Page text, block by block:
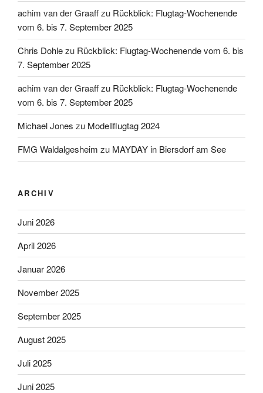
achim van der Graaffzu Rückblick: Flugtag-Wochenende
vom 6. bis 7. September 2025
Chris Dohlezu Rückblick: Flugtag-Wochenende vom 6. bis
7. September 2025
achim van der Graaffzu Rückblick: Flugtag-Wochenende
vom 6. bis 7. September 2025
Michael Jones zu Modellflugtag 2024
FMG Waldalgesheim zu MAYDAY in Biersdorf am See
ARCHIV
Juni 2026
April 2026
Januar 2026
November 2025
September 2025
August 2025
Juli 2025
Juni 2025